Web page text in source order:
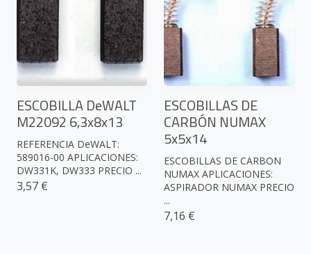
ESCOBILLA DeWALT
M22092 6,3x8x13
REFERENCIA DeWALT:
589016-00 APLICACIONES:
DW331K, DW333 PRECIO ...
3,57 €
ESCOBILLAS DE
CARBÓN NUMAX
5x5x14
ESCOBILLAS DE CARBON
NUMAX APLICACIONES:
ASPIRADOR NUMAX PRECIO
...
7,16 €